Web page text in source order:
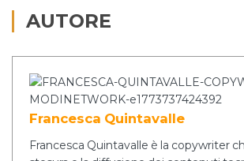
AUTORE
Francesca Quintavalle
Francesca Quintavalle è la copywriter